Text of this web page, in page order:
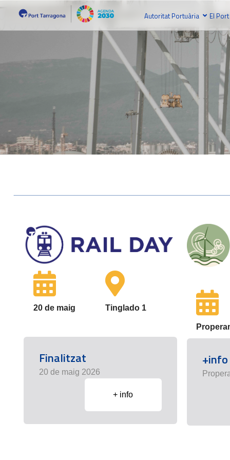
Autoritat Portuària El Port
20 de maig Tinglado 1
Finalitzat
20 de maig 2026
+ info
+info